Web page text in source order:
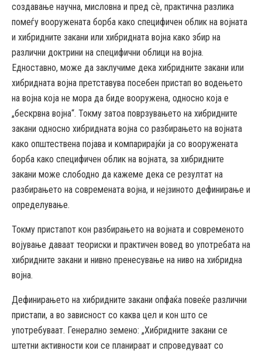
создавање научна, мисловна и пред сѐ, практична разлика
помеѓу вооружената борба како специфичен облик на војната
и хибридните закани или хибридната војна како збир на
различни доктрини на специфични облици на војна.
Едноставно, може да заклучиме дека хибридните закани или
хибридната војна претставува посебен пристап во водењето
на војна која не мора да биде вооружена, односно која е
„бескрвна војна“. Токму затоа поврзувањето на хибридните
закани односно хибридната војна со разбирањето на војната
како општествена појава и компарирајќи ја со вооружената
борба како специфичен облик на војната, за хибридните
закани може слободно да кажеме дека се резултат на
разбирањето на современата војна, и нејзиното дефинирање и
определување.
Токму пристапот кон разбирањето на војната и современото
војување даваат теориски и практичен вовед во употребата на
хибридните закани и нивно пренесување на ниво на хибридна
војна.
Дефинирањето на хибридните закани опфаќа повеќе различни
пристапи, а во зависност со каква цел и кон што се
употребуваат. Генерално земено: „Хибридните закани се
штетни активности кои се планираат и спроведуваат со